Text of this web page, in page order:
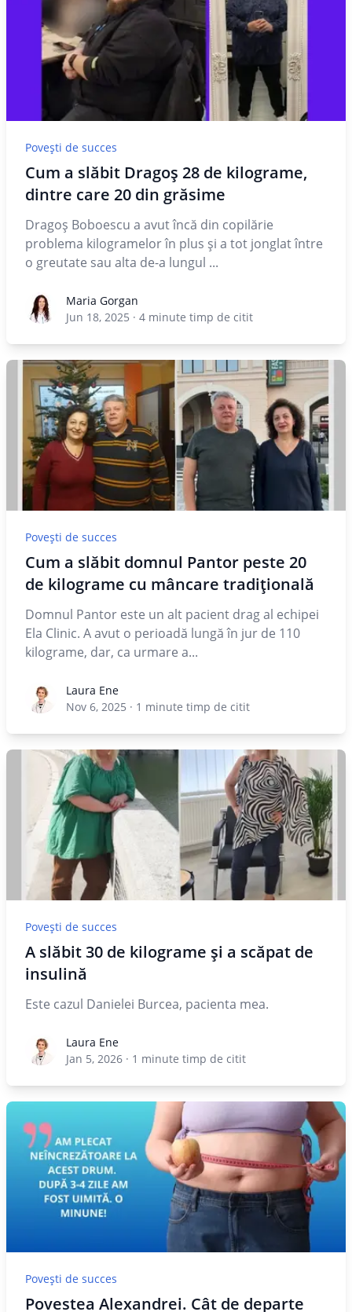
Povești de succes
Cum a slăbit Dragoş 28 de kilograme,
dintre care 20 din grăsime
Dragoş Boboescu a avut încă din copilărie
problema kilogramelor în plus şi a tot jonglat între
o greutate sau alta de-a lungul ...
Maria Gorgan
Maria Gorgan
Jun 18, 2025 · 4 minute timp de citit
Povești de succes
Cum a slăbit domnul Pantor peste 20
de kilograme cu mâncare tradițională
Domnul Pantor este un alt pacient drag al echipei
Ela Clinic. A avut o perioadă lungă în jur de 110
kilograme, dar, ca urmare a...
Laura EneLaura Ene
Nov 6, 2025 · 1 minute timp de citit
Povești de succes
A slăbit 30 de kilograme și a scăpat de
insulină
Este cazul Danielei Burcea, pacienta mea.
Laura EneLaura Ene
Jan 5, 2026 · 1 minute timp de citit
Povești de succes
Povestea Alexandrei. Cât de departe